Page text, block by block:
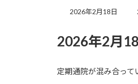
2026年2月18日
2026年2月
定期通院が混み合って